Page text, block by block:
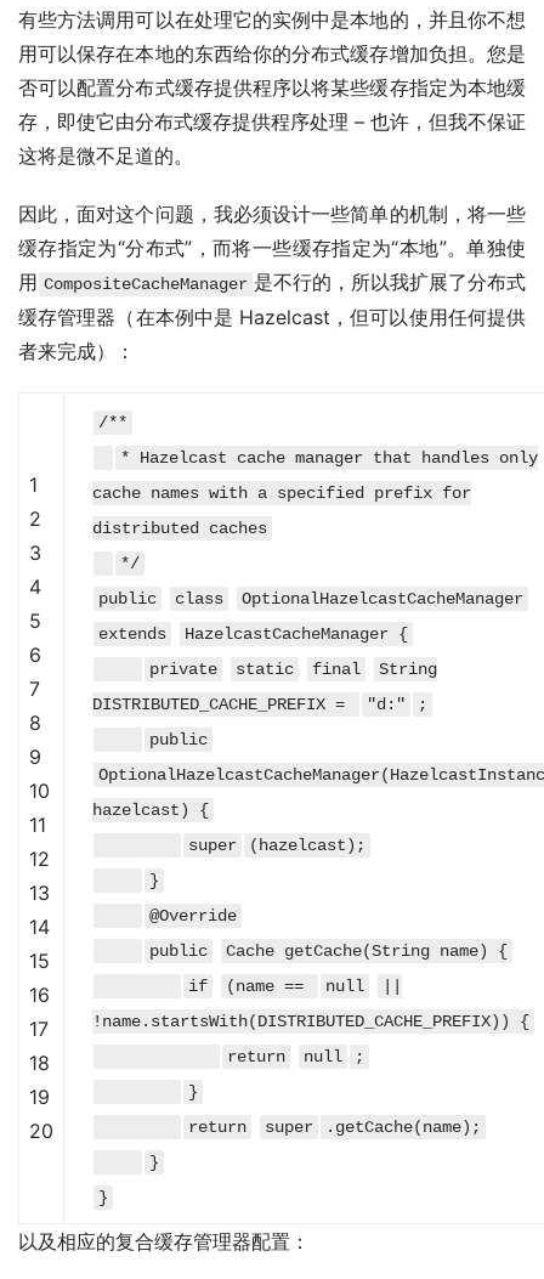
有些方法调用可以在处理它的实例中是本地的，并且你不想
用可以保存在本地的东西给你的分布式缓存增加负担。您是
否可以配置分布式缓存提供程序以将某些缓存指定为本地缓
存，即使它由分布式缓存提供程序处理 – 也许，但我不保证
这将是微不足道的。
因此，面对这个问题，我必须设计一些简单的机制，将一些
缓存指定为“分布式”，而将一些缓存指定为“本地”。单独使
用 CompositeCacheManager 是不行的，所以我扩展了分布式
缓存管理器（在本例中是 Hazelcast，但可以使用任何提供
者来完成）：
1
2
3
4
5
6
7
8
9
10
11
12
13
14
15
16
17
18
19
20
/**
* Hazelcast cache manager that handles only
cache names with a specified prefix for
distributed caches
*/
public
class
OptionalHazelcastCacheManager
extends
HazelcastCacheManager {
private
static final
String
DISTRIBUTED_CACHE_PREFIX =
"d:"
;
public
hazelcast) {
super
(hazelcast);
}
@Override
public
Cache getCache(String name) {
if
(name == null
!name.startsWith(DISTRIBUTED_CACHE_PREFIX)) {
return
null
;
}
return
super
.getCache(name);
}
}
以及相应的复合缓存管理器配置：